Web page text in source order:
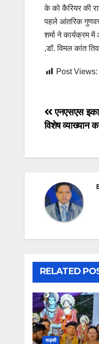
के को कैरियर की
पहले आंतरिक
शर्मा ने कार्यक्रम
,डॉ. विमल कांत
Post Views:
Post
एनएसएस
विशेष व्याख्यान
RELATED
रूड़की